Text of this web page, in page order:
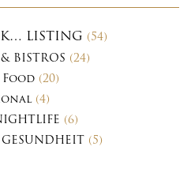
LISTING (54)
BISTROS (24)
Food (20)
(4)
(6)
(5)